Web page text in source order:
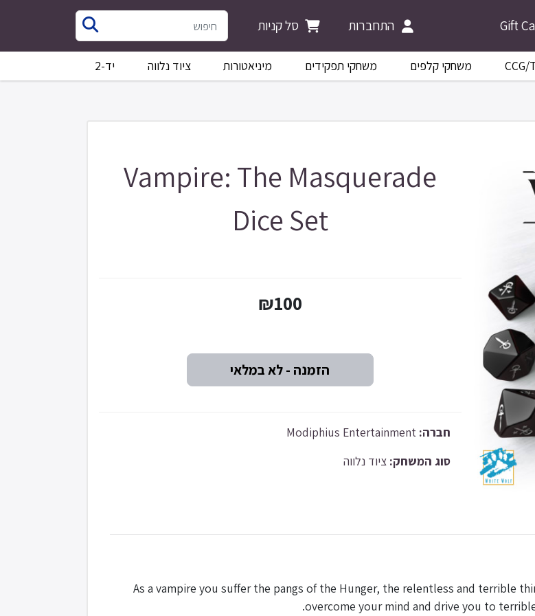
Gift התחברות סל קניות
CCG/ משחקי קלפים משחקי תפקידים מיניאטורות ציוד נלווה יד-2
Vampire: The Masquerade
Dice Set
₪100
חברה:
סוג המשחק: ציוד נלווה
As a vampire you suffer the pangs of the Hunger, the relentless and terrible
overcome your mind and drive you to